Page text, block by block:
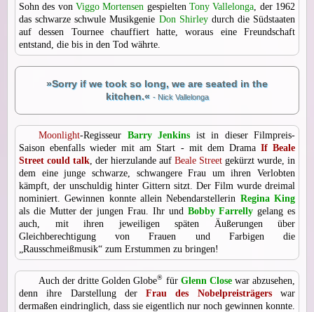
Sohn des von Viggo Mortensen gespieltenTony Vallelonga , der 1962
das schwarze schwule Musikgenie Don Shirleydurch die Südstaaten
auf dessen Tournee chauffiert hatte, woraus eine Freundschaft
entstand, die bis in den Tod währte.
»Sorry if we took so long, we are seated in the
kitchen.« - Nick Vallelonga
Moonlight-Regisseur Barry Jenkins ist in dieser Filmpreis-
Saison ebenfalls wieder mit am Start - mit dem Drama If Beale
Street could talk , der hierzulande auf Beale Street gekürzt wurde, in
dem eine junge schwarze, schwangere Frau um ihren Verlobten
kämpft, der unschuldig hinter Gittern sitzt. Der Film wurde dreimal
nominiert. Gewinnen konnte allein Nebendarstellerin Regina King
als die Mutter der jungen Frau. Ihr und Bobby Farrelly gelang es
auch, mit ihren jeweiligen späten Äußerungen über
Gleichberechtigung von Frauen und Farbigen die
„Rausschmeißmusik“ zum Erstummen zu bringen!
Auch der dritte Golden Globe® für Glenn Closewar abzusehen,
denn ihre Darstellung derFrau des Nobelpreisträgerswar
dermaßen eindringlich, dass sie eigentlich nur noch gewinnen konnte.